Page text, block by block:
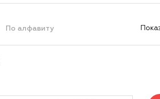
По алфавиту